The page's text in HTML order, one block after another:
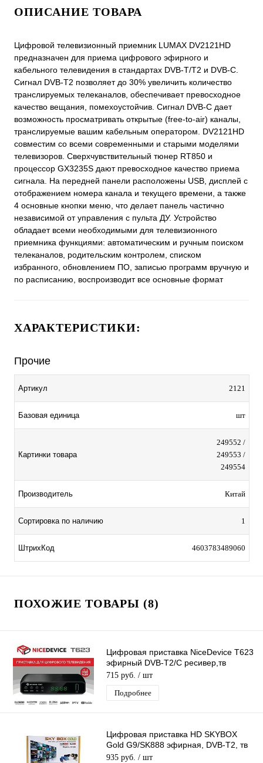
ОПИСАНИЕ ТОВАРА
Цифровой телевизионный приемник LUMAX DV2121HD
предназначен для приема цифрового эфирного и
кабельного телевидения в стандартах DVB-T/T2 и DVB-С.
Сигнал DVB-T2 позволяет до 30% увеличить количество
транслируемых телеканалов, обеспечивает превосходное
качество вещания, помехоустойчив. Сигнал DVB-С дает
возможность просматривать открытые (free-to-air) каналы,
транслируемые вашим кабельным оператором. DV2121HD
совместим со всеми современными и старыми моделями
телевизоров. Сверхчувствительный тюнер RT850 и
процессор GX3235S дают превосходное качество приема
сигнала. На передней панели расположены USB, дисплей с
отображением номера канала и текущего времени, а также
4 основные кнопки меню, что делает панель частично
независимой от управления с пульта ДУ. Устройство
обладает всеми необходимыми для телевизионного
приемника функциями: автоматическим и ручным поиском
телеканалов, родительским контролем, списком
избранного, обновлением ПО, записью программ вручную и
по расписанию, воспроизводит все основные формат
ХАРАКТЕРИСТИКИ:
Прочие
Артикул 2121
Базовая единица шт
Картинки товара
249552 /
249553 /
249554
Производитель Китай
Сортировка по наличию 1
ШтрихКод 4603783489060
ПОХОЖИЕ ТОВАРЫ (8)
Цифровая приставка NiceDevice T623
эфирный DVB-T2/C ресивер,тв
приставка для бесплатного тв тюнер
715 руб. / шт
Подробнее
Цифровая приставка HD SKYBOX
Gold G9/SK888 эфирная, DVB-T2, тв
бесплатно, тюнер, ресивер, приемник
935 руб. / шт